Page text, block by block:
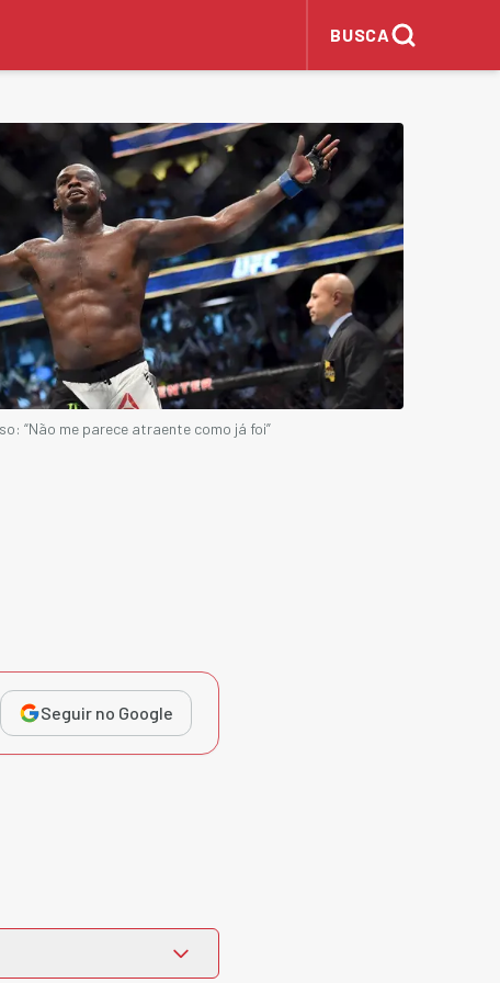
BUSCA
“Não me parece atraente como já foi”
Seguir no Google